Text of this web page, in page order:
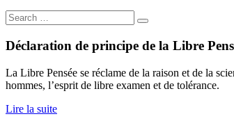
Search
for:
Déclaration de principe de la Libre
La Libre Pensée se réclame de la raison et de la
hommes, l’esprit de libre examen et de tolérance.
Lire la suite